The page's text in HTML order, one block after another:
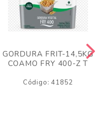
GORDURA FRIT-14,5KG
COAMO FRY 400-Z T
Código: 41852